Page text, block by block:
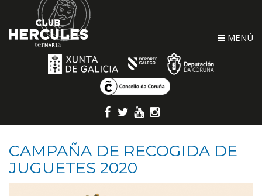
MENÚ
CAMPAÑA DE RECOGIDA DE
JUGUETES 2020